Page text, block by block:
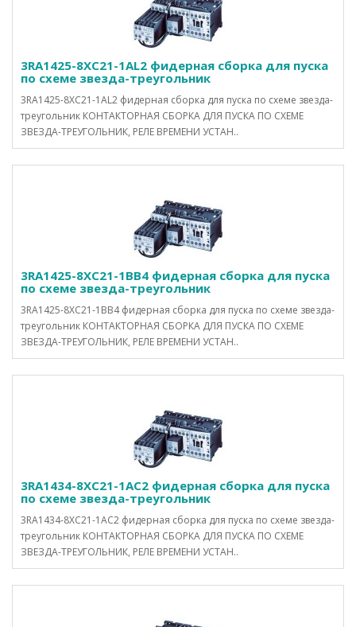
3RA1425-8XC21-1AL2 фидерная сборка для пуска
по схеме звезда-треугольник
3RA1425-8XC21-1AL2 фидерная сборка для пуска по схеме звезда-
треугольник КОНТАКТОРНАЯ СБОРКА ДЛЯ ПУСКА ПО СХЕМЕ
ЗВЕЗДА-ТРЕУГОЛЬНИК, РЕЛЕ ВРЕМЕНИ УСТАН..
3RA1425-8XC21-1BB4 фидерная сборка для пуска
по схеме звезда-треугольник
3RA1425-8XC21-1BB4 фидерная сборка для пуска по схеме звезда-
треугольник КОНТАКТОРНАЯ СБОРКА ДЛЯ ПУСКА ПО СХЕМЕ
ЗВЕЗДА-ТРЕУГОЛЬНИК, РЕЛЕ ВРЕМЕНИ УСТАН..
3RA1434-8XC21-1AC2 фидерная сборка для пуска
по схеме звезда-треугольник
3RA1434-8XC21-1AC2 фидерная сборка для пуска по схеме звезда-
треугольник КОНТАКТОРНАЯ СБОРКА ДЛЯ ПУСКА ПО СХЕМЕ
ЗВЕЗДА-ТРЕУГОЛЬНИК, РЕЛЕ ВРЕМЕНИ УСТАН..